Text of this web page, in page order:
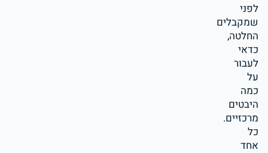
לפני
שמקבלים
החלטה,
כדאי
לעבור
על
כמה
היבטים
מרכזיים.
כל
אחד